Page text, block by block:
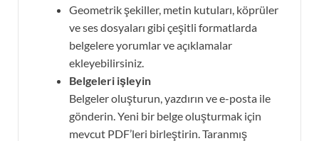
Geometrik şekiller, metin kutuları, köprüler
ve ses dosyaları gibi çeşitli formatlarda
belgelere yorumlar ve açıklamalar
ekleyebilirsiniz.
Belgeleri işleyin
Belgeler oluşturun, yazdırın ve e-posta ile
gönderin. Yeni bir belge oluşturmak için
mevcut PDF’leri birleştirin. Taranmış